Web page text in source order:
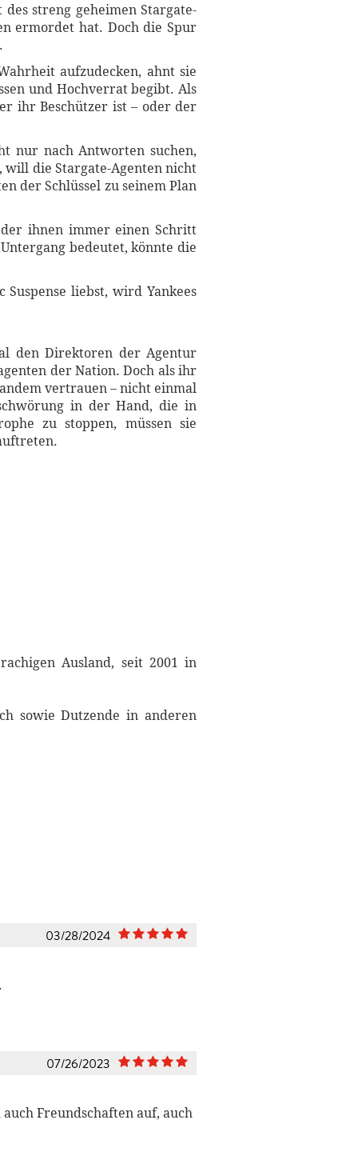
streng geheimen Stargate-
ermordet hat. Doch die Spur
aufzudecken, ahnt sie
und Hochverrat begibt. Als
ihr Beschützer ist – oder der
nur nach Antworten suchen,
will die Stargate-Agenten nicht
der Schlüssel zu seinem Plan
ihnen immer einen Schritt
bedeutet, könnte die
liebst, wird Yankees
den Direktoren der Agentur
der Nation. Doch als ihr
vertrauen – nicht einmal
in der Hand, die in
zu stoppen, müssen sie
Ausland, seit 2001 in
sowie Dutzende in anderen
03/28/2024
07/26/2023
Freundschaften auf, auch